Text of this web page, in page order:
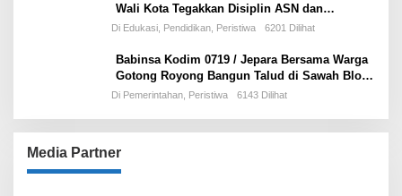
Wali Kota Tegakkan Disiplin ASN dan
Pelayanan Publik
Di Edukasi, Pendidikan, Peristiwa 6201 Dilihat
Babinsa Kodim 0719 / Jepara Bersama Warga
Gotong Royong Bangun Talud di Sawah Blok
Benad, Desa Sidigede
Di Pemerintahan, Peristiwa 6143 Dilihat
Media Partner